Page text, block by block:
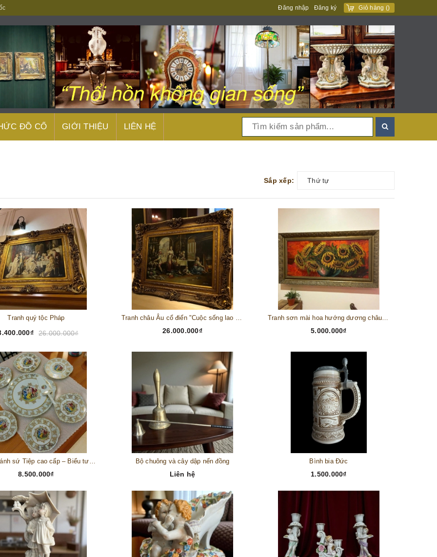
Đăng nhập Đăng ký Giỏ hàng ()
ĐỒ CỔ GIỚI THIỆU LIÊN HỆ
Sắp xếp: Thứ tự
Tranh quý tộc Pháp
26.000.000₫ 26.000.000₫ 5.000.000₫
8.500.000₫
Bộ chuông và cây dập nến đồng
Liên hệ
Bình bia Đức
1.500.000₫